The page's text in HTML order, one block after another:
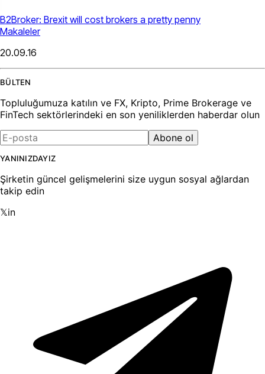
B2Broker: Brexit will cost brokers a pretty penny
Makaleler
20.09.16
BÜLTEN
Topluluğumuza katılın ve FX, Kripto, Prime Brokerage ve
FinTech sektörlerindeki en son yeniliklerden haberdar olun
Abone ol
YANINIZDAYIZ
Şirketin güncel gelişmelerini size uygun sosyal ağlardan
takip edin
𝕏in